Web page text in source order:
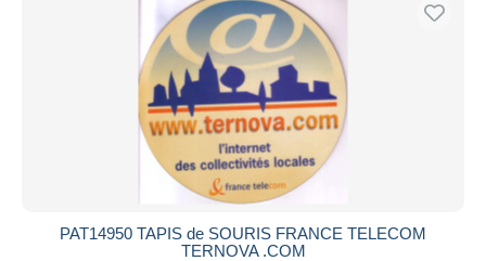
PAT14950 TAPIS de SOURIS FRANCE TELECOM
TERNOVA .COM